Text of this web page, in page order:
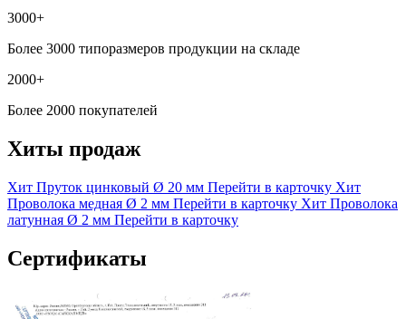
3000+
Более 3000 типоразмеров продукции на складе
2000+
Более 2000 покупателей
Хиты продаж
Хит Пруток цинковый Ø 20 мм Перейти в карточку Хит
Проволока медная Ø 2 мм Перейти в карточку Хит Проволока
латунная Ø 2 мм Перейти в карточку
Сертификаты